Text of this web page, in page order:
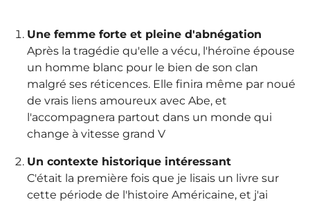
Une femme forte et pleine d'abnégation
Après la tragédie qu'elle a vécu, l'héroïne épouse
un homme blanc pour le bien de son clan
malgré ses réticences. Elle finira même par noué
de vrais liens amoureux avec Abe, et
l'accompagnera partout dans un monde qui
change à vitesse grand V
Un contexte historique intéressant
C'était la première fois que je lisais un livre sur
cette période de l'histoire Américaine, et j'ai